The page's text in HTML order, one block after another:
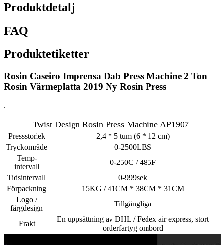
Produktdetalj
FAQ
Produktetiketter
Rosin Caseiro Imprensa Dab Press Machine 2 Ton
Rosin Värmeplatta 2019 Ny Rosin Press
.
Twist Design Rosin Press Machine AP1907
Pressstorlek
2,4 * 5 tum (6 * 12 cm)
Tryckområde
0-2500LBS
Temp-
intervall
0-250C / 485F
Tidsintervall
0-999sek
Förpackning
15KG / 41CM * 38CM * 31CM
Logo /
färgdesign
Tillgängliga
Frakt
En uppsättning av DHL / Fedex air express, stort
orderfartyg ombord